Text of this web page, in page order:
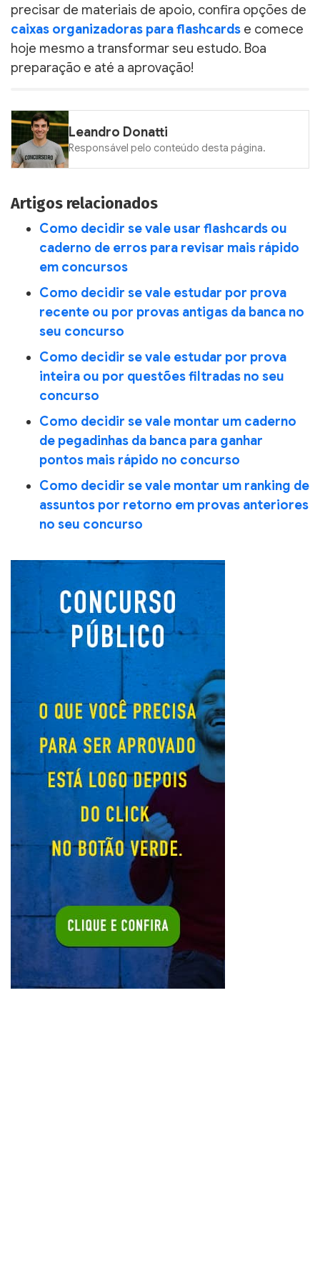
precisar de materiais de apoio, confira opções de
caixas organizadoras para flashcards e comece
hoje mesmo a transformar seu estudo. Boa
preparação e até a aprovação!
Leandro Donatti
Responsável pelo conteúdo desta página.
Artigos relacionados
Como decidir se vale usar flashcards ou
caderno de erros para revisar mais rápido
em concursos
Como decidir se vale estudar por prova
recente ou por provas antigas da banca no
seu concurso
Como decidir se vale estudar por prova
inteira ou por questões filtradas no seu
concurso
Como decidir se vale montar um caderno
de pegadinhas da banca para ganhar
pontos mais rápido no concurso
Como decidir se vale montar um ranking de
assuntos por retorno em provas anteriores
no seu concurso